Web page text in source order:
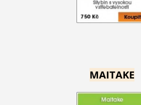
MAITAKE